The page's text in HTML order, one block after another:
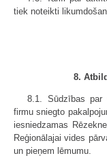
tiek noteikti
8.
8.1. Sūdzības par
firmu sniegto
iesniedzamas
Reģionālajai vides
un pieņem lēmumu.